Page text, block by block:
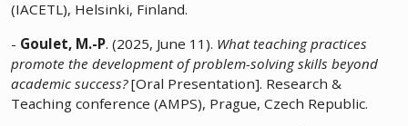
(IACETL), Helsinki, Finland.
- Goulet, M.-P. (2025, June 11). What teaching practices
promote the development of problem-solving skills beyond
academic success?[Oral Presentation]. Research &
Teaching conference (AMPS), Prague, Czech Republic.